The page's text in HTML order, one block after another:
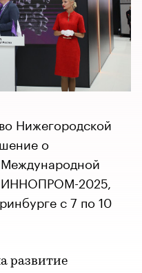
Нижегородской
о
Международной
ИННОПРОМ-2025,
с 7 по 10
развитие